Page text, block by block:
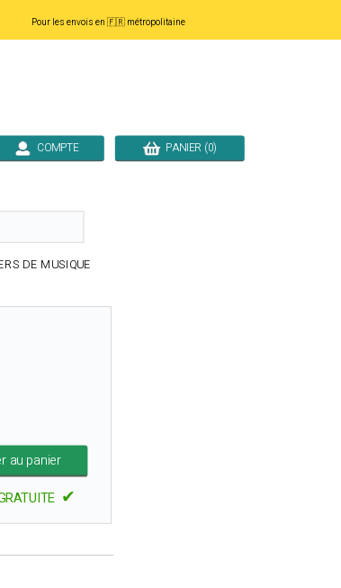
Pour les envois en 🇫🇷 métropolitaine
COMPTE PANIER (0)
DE MUSIQUE
au panier
✔